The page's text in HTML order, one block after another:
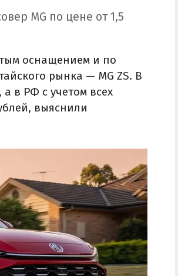
MG по цене от 1,5
оснащением и по
рынка — MG ZS. В
а в РФ с учетом всех
выяснили